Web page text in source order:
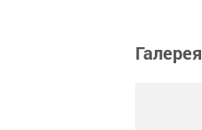
Галерея